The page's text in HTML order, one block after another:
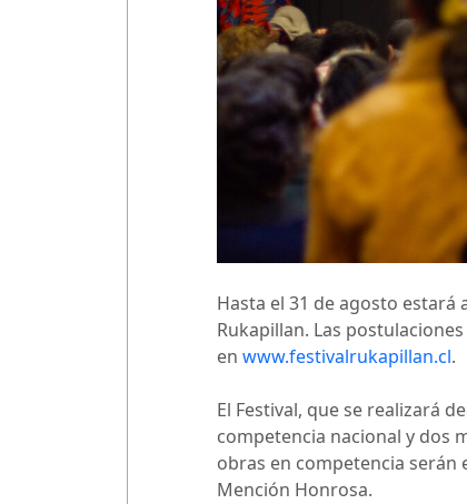
Hasta el 31 de agosto
Rukapillan. Las
en www.festivalrukapillan.cl.
El Festival, que se realizará
competencia nacional y dos
obras en competencia
Mención Honrosa.